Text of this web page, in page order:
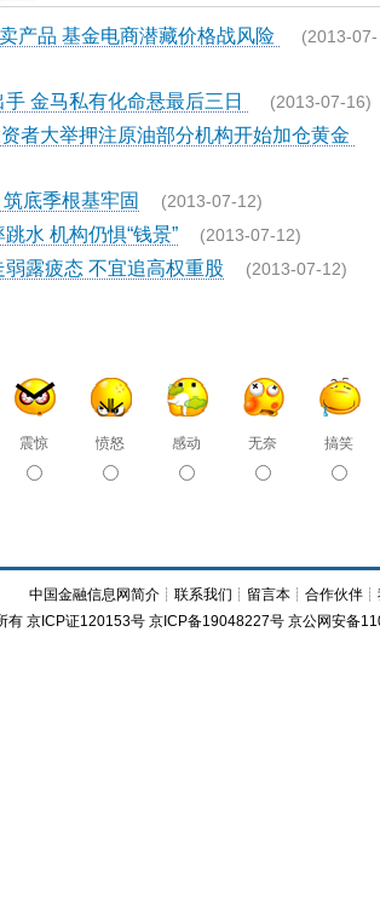
产品 基金电商潜藏价格战风险 (2013-07-
金马私有化命悬最后三日 (2013-07-16)
者大举押注原油部分机构开始加仓黄金
筑底季根基牢固 (2013-07-12)
水 机构仍惧“钱景” (2013-07-12)
露疲态 不宜追高权重股 (2013-07-12)
震惊 愤怒 感动 无奈 搞笑
中国金融信息网简介 ┊联系我们 ┊ 留言本 ┊合作伙伴 ┊
有 京ICP证120153号 京ICP备19048227号 京公网安备